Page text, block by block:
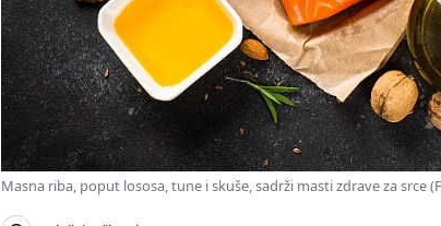
Masna riba, poput lososa, tune i skuše, sadrži masti zdrave za srce